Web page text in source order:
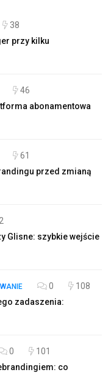
38
przy kilku
46
abonamentowa
61
przed zmianą
Glisne: szybkie wejście
0
108
zadaszenia:
0
101
co